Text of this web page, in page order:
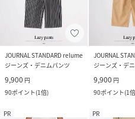
JOURNAL STANDARD relume
ジーンズ・デニムパンツ
9,900 円
90ポイント(1倍)
JOURNAL
ジーンズ・デ
9,900 円
90ポイント(1倍
PR PR